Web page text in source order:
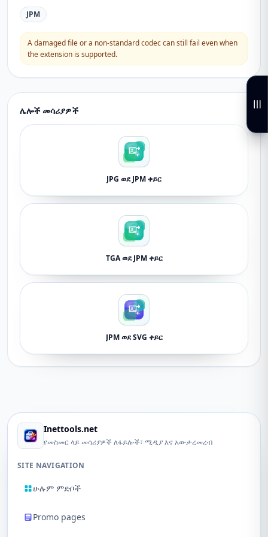
JPM
A damaged file or a non-standard codec can still fail even when
the extension is supported.
ሌሎች መሳሪያዎች
JPG ወደ JPM ቀይር
TGA ወደ JPM ቀይር
JPM ወደ SVG ቀይር
Inettools.net
የመስመር ላይ መሳሪያዎች ለፋይሎች፣ ሚዲያ እና አውታረመረብ
SITE NAVIGATION
ሁሉም ምድቦች
Promo pages